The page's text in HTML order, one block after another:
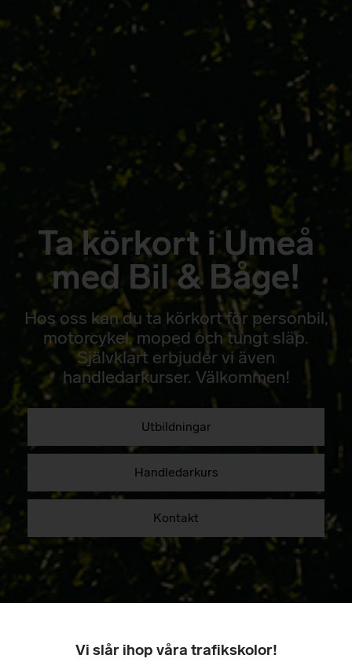
Ta körkort i Umeå
med Bil & Båge!
Hos oss kan du ta körkort för personbil,
motorcykel, moped och tungt släp.
Självklart erbjuder vi även
handledarkurser. Välkommen!
Utbildningar
Handledarkurs
Kontakt
Vi slår ihop våra trafikskolor!